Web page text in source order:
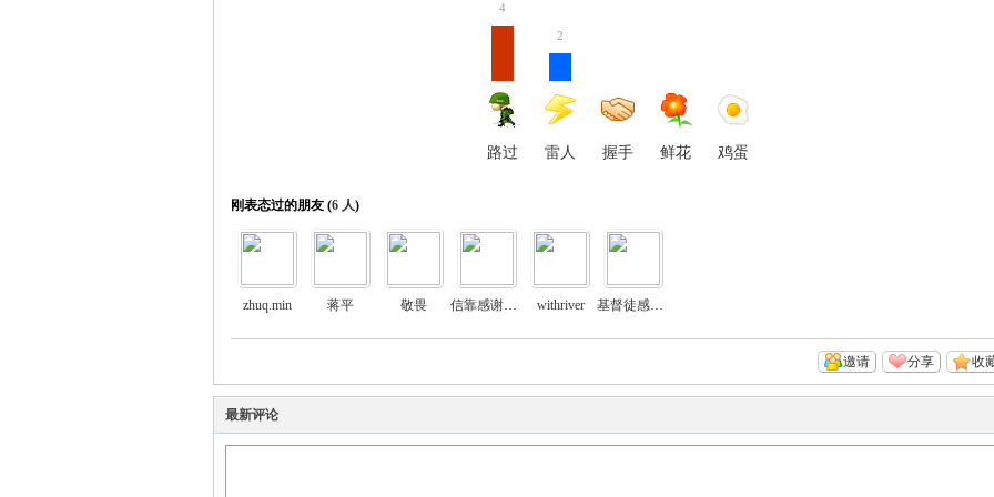
4
路过
2
雷人 握手 鲜花 鸡蛋
刚表态过的朋友 (6 人)
zhuq.min 蒋平 敬畏 信靠感谢赞美主 withriver 基督徒感恩的心
收
分享
邀请
最新评论